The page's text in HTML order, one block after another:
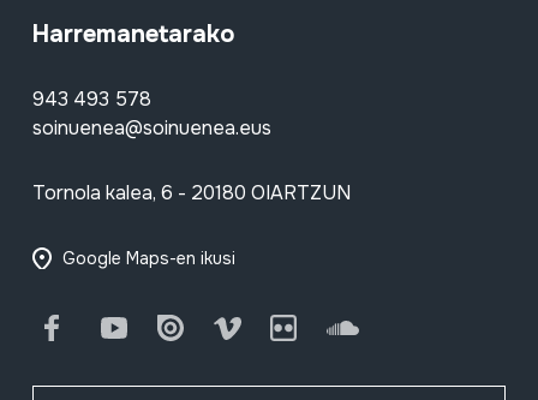
Harremanetarako
943 493 578
soinuenea@soinuenea.eus
Tornola kalea, 6 - 20180 OIARTZUN
Google Maps-en ikusi
FacebookYoutube Issuu Vimeo Flickr SoundCloud